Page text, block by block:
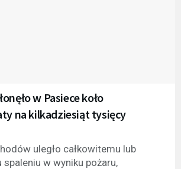
w Pasiece koło
na kilkadziesiąt tysięcy
uległo całkowitemu lub
w wyniku pożaru,